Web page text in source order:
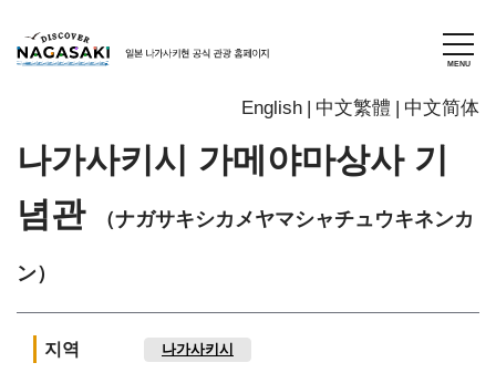
English 中文繁體 中文简体
나가사키시 가메야마상사 기
념관
（ナガサキシカメヤマシャチュウキネンカ
ン）
지역 나가사키시